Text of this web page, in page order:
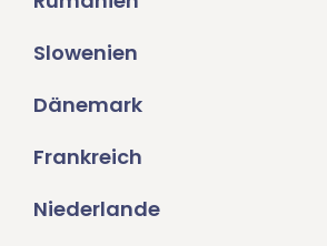
Slowenien
Dänemark
Frankreich
Niederlande